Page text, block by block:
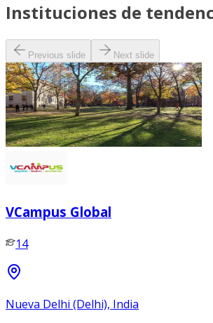
Instituciones de
Previous slide Next slide
VCampus Global
14
Nueva Delhi (Delhi), India